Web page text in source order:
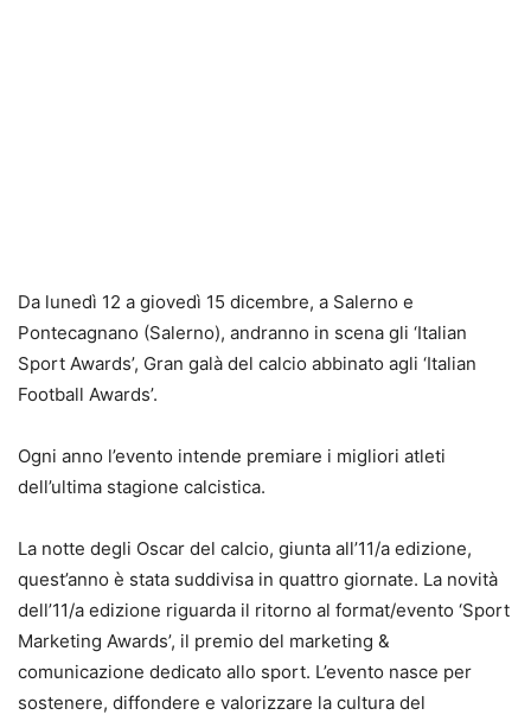
Da lunedì 12 a giovedì 15 dicembre, a Salerno e
Pontecagnano (Salerno), andranno in scena gli ‘Italian
Sport Awards’, Gran galà del calcio abbinato agli ‘Italian
Football Awards’.
Ogni anno l’evento intende premiare i migliori atleti
dell’ultima stagione calcistica.
La notte degli Oscar del calcio, giunta all’11/a edizione,
quest’anno è stata suddivisa in quattro giornate. La novità
dell’11/a edizione riguarda il ritorno al format/evento ‘Sport
Marketing Awards’, il premio del marketing &
comunicazione dedicato allo sport. L’evento nasce per
sostenere, diffondere e valorizzare la cultura del